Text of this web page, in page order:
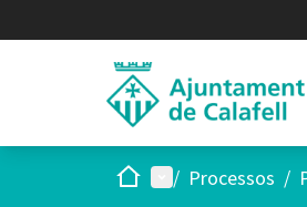
Inici Menú principal
/ Processos /